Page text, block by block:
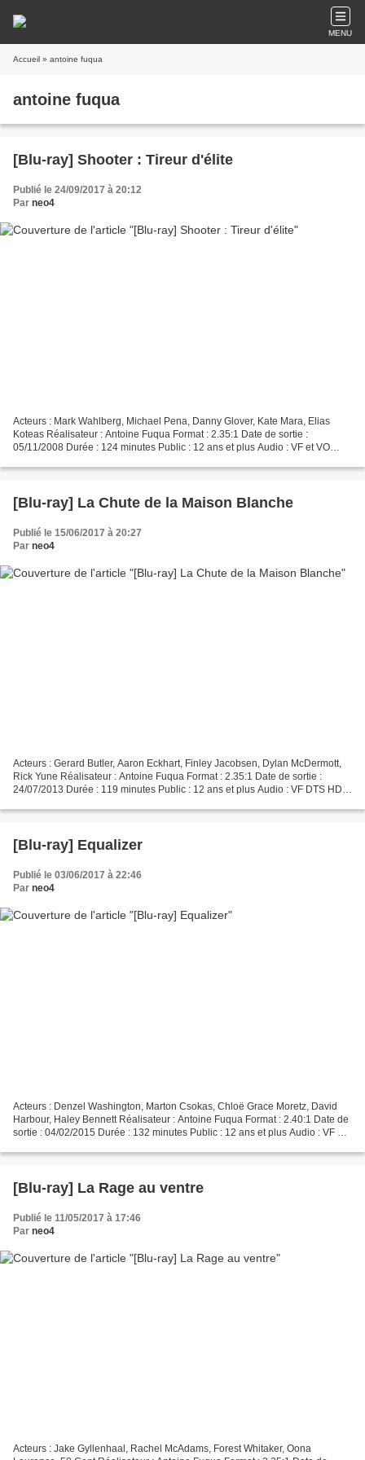
MENU
Accueil » antoine fuqua
antoine fuqua
[Blu-ray] Shooter : Tireur d'élite
Publié le 24/09/2017 à 20:12
Par neo4
Acteurs : Mark Wahlberg, Michael Pena, Danny Glover, Kate Mara, Elias
Koteas Réalisateur : Antoine Fuqua Format : 2.35:1 Date de sortie :
05/11/2008 Durée : 124 minutes Public : 12 ans et plus Audio : VF et VO
[Blu-ray] La Chute de la Maison Blanche
Publié le 15/06/2017 à 20:27
Par neo4
Acteurs : Gerard Butler, Aaron Eckhart, Finley Jacobsen, Dylan McDermott,
Rick Yune Réalisateur : Antoine Fuqua Format : 2.35:1 Date de sortie :
24/07/2013 Durée : 119 minutes Public : 12 ans et plus Audio : VF DTS HD
[Blu-ray] Equalizer
Publié le 03/06/2017 à 22:46
Par neo4
Acteurs : Denzel Washington, Marton Csokas, Chloë Grace Moretz, David
Harbour, Haley Bennett Réalisateur : Antoine Fuqua Format : 2.40:1 Date de
sortie : 04/02/2015 Durée : 132 minutes Public : 12 ans et plus Audio : VF et
[Blu-ray] La Rage au ventre
Publié le 11/05/2017 à 17:46
Par neo4
Acteurs : Jake Gyllenhaal, Rachel McAdams, Forest Whitaker, Oona